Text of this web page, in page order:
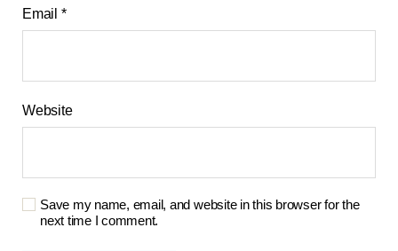
Email *
Website
Save my name, email, and website in this browser for the
next time I comment.